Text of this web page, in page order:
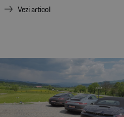
Vezi articol